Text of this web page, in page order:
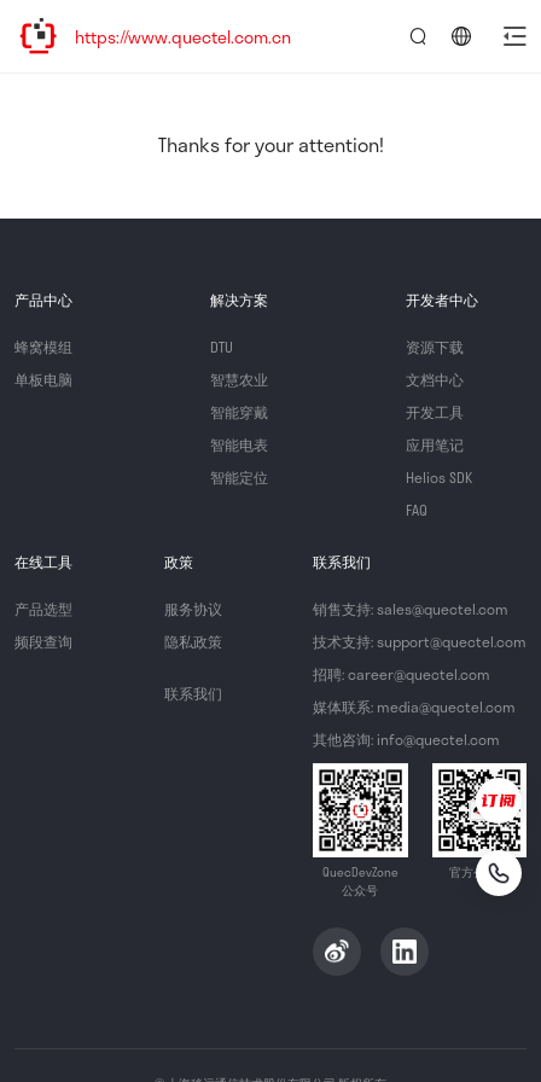
新址：https://www.quectel.com.cn
Thanks for your attention!
产品中心
蜂窝模组
单板电脑
解决方案
DTU
智慧农业
智能穿戴
智能电表
智能定位
开发者中心
资源下载
文档中心
开发工具
应用笔记
Helios SDK
FAQ
在线工具
产品选型
频段查询
政策
服务协议
隐私政策
联系我们
联系我们
销售支持: sales@quectel.com
技术支持: support@quectel.com
招聘: career@quectel.com
媒体联系: media@quectel.com
其他咨询: info@quectel.com
QuecDevZone
公众号
官方公众号